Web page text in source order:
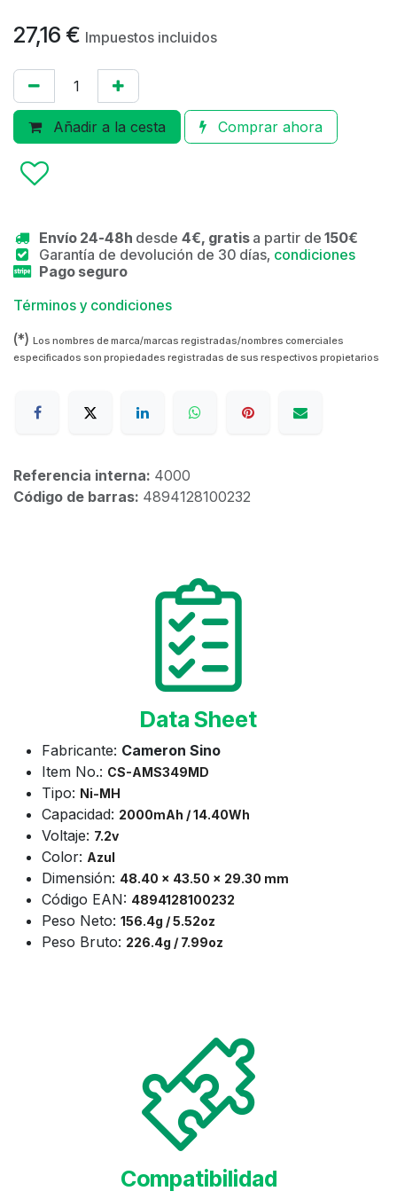
27,16 € Impuestos incluidos
Añadir a la cesta Comprar ahora
Envío 24-48h desde 4€, gratis a partir de 150€
Garantía de devolución de 30 días, condiciones
Pago seguro
Términos y condiciones
(*) Los nombres de marca/marcas registradas/nombres comerciales
especificados son propiedades registradas de sus respectivos propietarios
Referencia interna: 4000
Código de barras: 4894128100232
Data Sheet
Fabricante: Cameron Sino
Item No.: CS-AMS349MD
Tipo: Ni-MH
Capacidad: 2000mAh / 14.40Wh
Voltaje: 7.2v
Color: Azul
Dimensión: 48.40 x 43.50 x 29.30 mm
Código EAN: 4894128100232
Peso Neto: 156.4g / 5.52oz
Peso Bruto: 226.4g / 7.99oz
Compatibilidad